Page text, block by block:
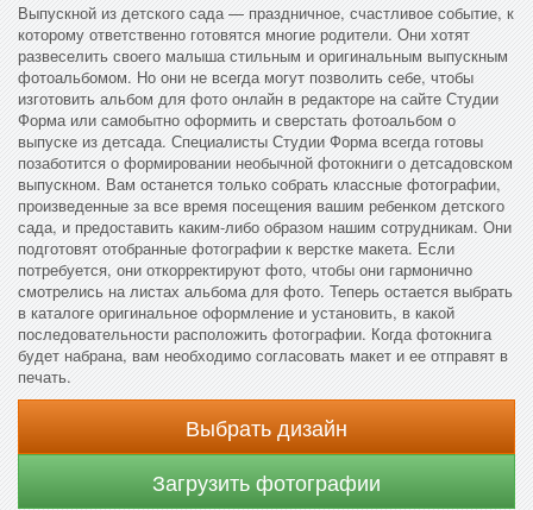
Выпускной из детского сада — праздничное, счастливое событие, к
которому ответственно готовятся многие родители. Они хотят
развеселить своего малыша стильным и оригинальным выпускным
фотоальбомом. Но они не всегда могут позволить себе, чтобы
изготовить альбом для фото онлайн в редакторе на сайте Студии
Форма или самобытно оформить и сверстать фотоальбом о
выпуске из детсада. Специалисты Студии Форма всегда готовы
позаботится о формировании необычной фотокниги о детсадовском
выпускном. Вам останется только собрать классные фотографии,
произведенные за все время посещения вашим ребенком детского
сада, и предоставить каким-либо образом нашим сотрудникам. Они
подготовят отобранные фотографии к верстке макета. Если
потребуется, они откорректируют фото, чтобы они гармонично
смотрелись на листах альбома для фото. Теперь остается выбрать
в каталоге оригинальное оформление и установить, в какой
последовательности расположить фотографии. Когда фотокнига
будет набрана, вам необходимо согласовать макет и ее отправят в
печать.
Выбрать дизайн
Загрузить фотографии